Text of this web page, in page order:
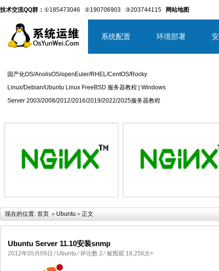
技术交流QQ群： ①185473046 ②190706903 ③203744115 网站地图
系统配置 环境部署
国产化OS/AnolisOS/openEuler/RHEL/CentOS/Rocky
Linux/Debian/Ubuntu Linux FreeBSD 服务器教程 | Windows
Server 2003/2008/2012/2016/2019/2022/2025服务器教程
国产化操作系统欧拉openEuler编
现在的位置: 首页 ＞ Ubuntu ＞正文
Ubuntu Server 11.10安装snmp
2012年05月09日 ⁄Ubuntu ⁄评论数 2⁄ 被围观 18,256次+